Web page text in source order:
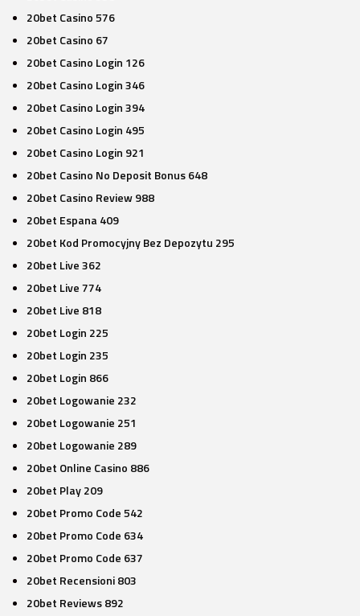
20bet Casino 576
20bet Casino 67
20bet Casino Login 126
20bet Casino Login 346
20bet Casino Login 394
20bet Casino Login 495
20bet Casino Login 921
20bet Casino No Deposit Bonus 648
20bet Casino Review 988
20bet Espana 409
20bet Kod Promocyjny Bez Depozytu 295
20bet Live 362
20bet Live 774
20bet Live 818
20bet Login 225
20bet Login 235
20bet Login 866
20bet Logowanie 232
20bet Logowanie 251
20bet Logowanie 289
20bet Online Casino 886
20bet Play 209
20bet Promo Code 542
20bet Promo Code 634
20bet Promo Code 637
20bet Recensioni 803
20bet Reviews 892